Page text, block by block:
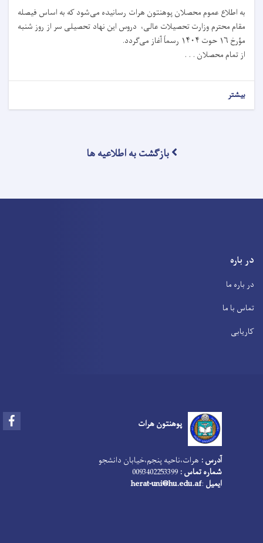
به اطلاع عموم محصلان پوهنتون هرات رسانیده می‌شود که به اساس فیصله
مقام محترم وزارت تحصیلات عالی، دروس این نهاد تحصیلی سر از روز شنبه
مؤرخ ۱۶ حوت ۱۴۰۴ رسماً آغاز می‌گردد.
از تمام محصلان . . .
بیشتر
بازگشت به اطلاعیه ها
در باره
در باره ما
تماس با ما
کاریابی
پوهنتون هرات
آدرس : هرات،‌ناحیه پنجم،‌خیابان دانشجو
شماره تماس :
ایمیل :
herat-uni@hu.edu.af